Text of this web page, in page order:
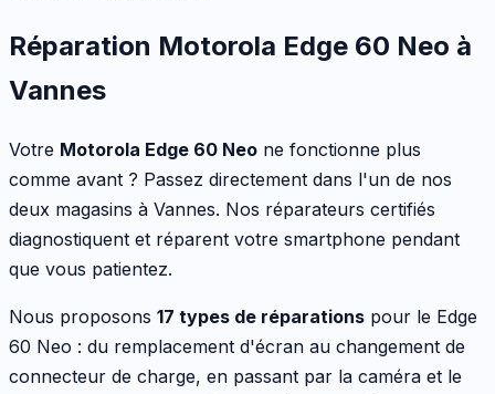
Réparation Motorola Edge 60 Neo à
Vannes
Votre Motorola Edge 60 Neo ne fonctionne plus
comme avant ? Passez directement dans l'un de nos
deux magasins à Vannes. Nos réparateurs certifiés
diagnostiquent et réparent votre smartphone pendant
que vous patientez.
Nous proposons 17 types de réparations pour le Edge
60 Neo : du remplacement d'écran au changement de
connecteur de charge, en passant par la caméra et le